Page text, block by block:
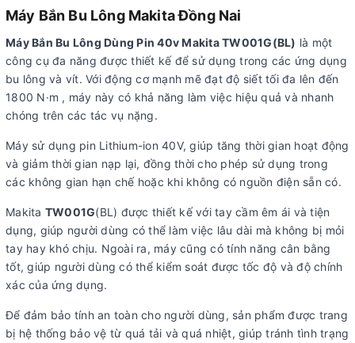
Máy Bắn Bu Lông Makita Đồng Nai
Máy Bắn Bu Lông Dùng Pin 40v Makita TW001G(BL) là một
công cụ đa năng được thiết kế để sử dụng trong các ứng dụng
bu lông và vít. Với động cơ mạnh mẽ đạt độ siết tối đa lên đến
1800 N·m , máy này có khả năng làm việc hiệu quả và nhanh
chóng trên các tác vụ nặng.
Máy sử dụng pin Lithium-ion 40V, giúp tăng thời gian hoạt động
và giảm thời gian nạp lại, đồng thời cho phép sử dụng trong
các không gian hạn chế hoặc khi không có nguồn điện sẵn có.
Makita TW001G(BL) được thiết kế với tay cầm êm ái và tiện
dụng, giúp người dùng có thể làm việc lâu dài mà không bị mỏi
tay hay khó chịu. Ngoài ra, máy cũng có tính năng cân bằng
tốt, giúp người dùng có thể kiểm soát được tốc độ và độ chính
xác của ứng dụng.
Để đảm bảo tính an toàn cho người dùng, sản phẩm được trang
bị hệ thống bảo vệ từ quá tải và quá nhiệt, giúp tránh tình trạng